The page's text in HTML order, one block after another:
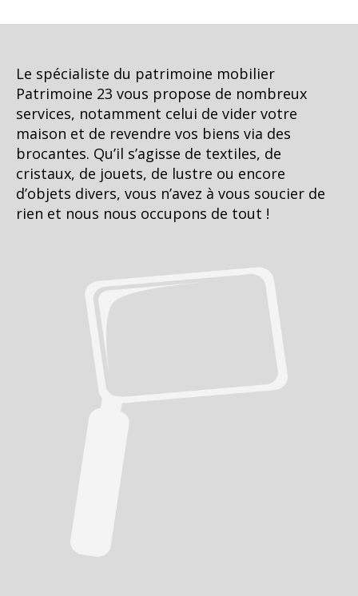
Le spécialiste du patrimoine mobilier
Patrimoine 23 vous propose de nombreux
services, notamment celui de vider votre
maison et de revendre vos biens via des
brocantes. Qu’il s’agisse de textiles, de
cristaux, de jouets, de lustre ou encore
d’objets divers, vous n’avez à vous soucier de
rien et nous nous occupons de tout !